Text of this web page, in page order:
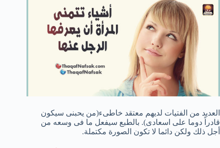
العديد من الفتيات لديهم معتقد خاطىء(من يحبنى سيكون
قادراً دوما على اسعادى). بالطبع سيفعل ما فى وسعه من
أجل ذلك ولكن دائما لا تكون الصورة مكتملة.